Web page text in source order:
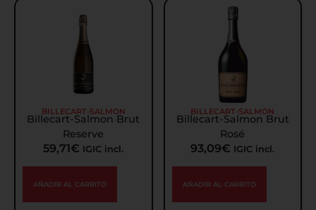
BILLECART-SALMON
Billecart-Salmon Brut
Reserve
59,71€ IGIC incl.
AÑADIR AL CARRITO
BILLECART-SALMON
Billecart-Salmon Brut
Rosé
93,09€ IGIC incl.
AÑADIR AL CARRITO